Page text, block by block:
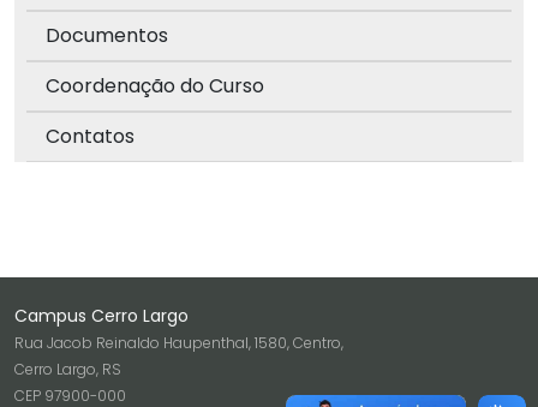
Documentos
Coordenação do Curso
Contatos
Campus Cerro Largo
Rua Jacob Reinaldo Haupenthal, 1580, Centro,
Cerro Largo, RS
CEP 97900-000